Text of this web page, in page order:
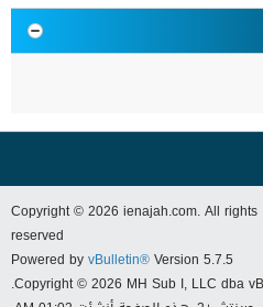
Copyright © 2026 ienajah.com. All rights
reserved
Powered byvBulletin®Version 5.7.5
Copyright © 2026 MH Sub I, LLC dba